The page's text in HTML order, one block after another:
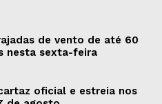
de vento de até 60
nesta sexta-feira
oficial e estreia nos